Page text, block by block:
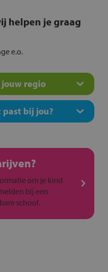
helpen je graag
e.o.
regio
past bij jou?
om je kind
bij een
school.